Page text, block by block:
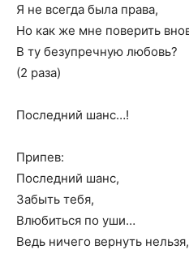
Я не всегда была права,
Но как же мне поверить
В ту безупречную любовь?
(2 раза)
Последний шанс…!
Припев:
Последний шанс,
Забыть тебя,
Влюбиться по уши…
Ведь ничего вернуть нельзя,